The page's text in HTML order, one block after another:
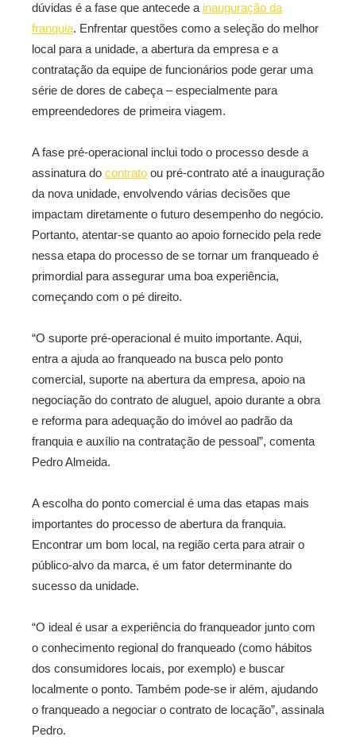
dúvidas é a fase que antecede a inauguração da
franquia. Enfrentar questões como a seleção do melhor
local para a unidade, a abertura da empresa e a
contratação da equipe de funcionários pode gerar uma
série de dores de cabeça – especialmente para
empreendedores de primeira viagem.
A fase pré-operacional inclui todo o processo desde a
assinatura do contrato ou pré-contrato até a inauguração
da nova unidade, envolvendo várias decisões que
impactam diretamente o futuro desempenho do negócio.
Portanto, atentar-se quanto ao apoio fornecido pela rede
nessa etapa do processo de se tornar um franqueado é
primordial para assegurar uma boa experiência,
começando com o pé direito.
“O suporte pré-operacional é muito importante. Aqui,
entra a ajuda ao franqueado na busca pelo ponto
comercial, suporte na abertura da empresa, apoio na
negociação do contrato de aluguel, apoio durante a obra
e reforma para adequação do imóvel ao padrão da
franquia e auxílio na contratação de pessoal”, comenta
Pedro Almeida.
A escolha do ponto comercial é uma das etapas mais
importantes do processo de abertura da franquia.
Encontrar um bom local, na região certa para atrair o
público-alvo da marca, é um fator determinante do
sucesso da unidade.
“O ideal é usar a experiência do franqueador junto com
o conhecimento regional do franqueado (como hábitos
dos consumidores locais, por exemplo) e buscar
localmente o ponto. Também pode-se ir além, ajudando
o franqueado a negociar o contrato de locação”, assinala
Pedro.